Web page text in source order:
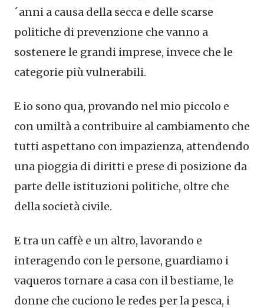
´anni a causa della secca e delle scarse
politiche di prevenzione che vanno a
sostenere le grandi imprese, invece che le
categorie più vulnerabili.
E io sono qua, provando nel mio piccolo e
con umiltà a contribuire al cambiamento che
tutti aspettano con impazienza, attendendo
una pioggia di diritti e prese di posizione da
parte delle istituzioni politiche, oltre che
della società civile.
E tra un caffè e un altro, lavorando e
interagendo con le persone, guardiamo i
vaqueros tornare a casa con il bestiame, le
donne che cuciono le redes per la pesca, i